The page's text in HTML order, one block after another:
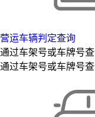
营运车辆判定查询
通过车架号或车牌号
通过车架号或车牌号